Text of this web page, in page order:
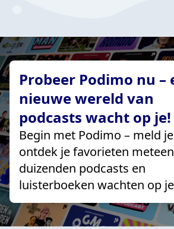
Probeer Podimo nu –
nieuwe wereld van
podcasts wacht op
Begin met Podimo – meld
ontdek je favorieten
duizenden podcasts en
luisterboeken wachten op